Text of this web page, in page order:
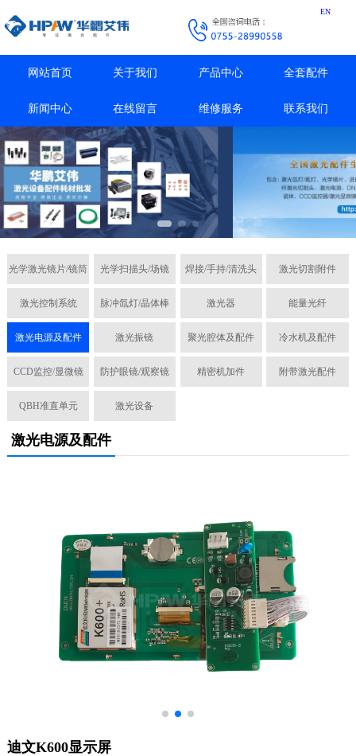
EN
网站首页 关于我们 产品中心 全套配件
新闻中心 在线留言 维修服务 联系我们
光学激光镜片/镜筒 光学扫描头/场镜 焊接/手持/清洗头 激光切割附件
激光控制系统 脉冲氙灯/晶体棒 激光器 能量光纤
激光电源及配件 激光振镜 聚光腔体及配件 冷水机及配件
CCD监控/显微镜 防护眼镜/观察镜 精密机加件 附带激光配件
QBH准直单元 激光设备
激光电源及配件
迪文K600显示屏